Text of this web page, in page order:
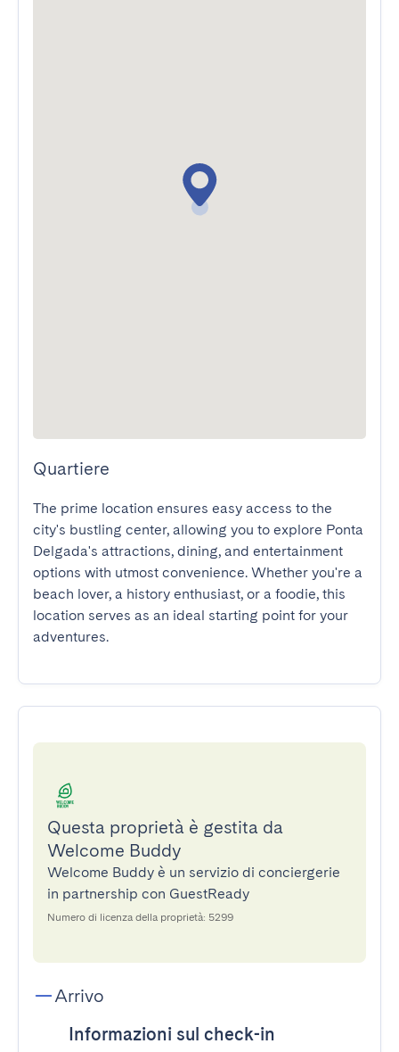
Quartiere
The prime location ensures easy access to the
city's bustling center, allowing you to explore Ponta
Delgada's attractions, dining, and entertainment
options with utmost convenience. Whether you're a
beach lover, a history enthusiast, or a foodie, this
location serves as an ideal starting point for your
adventures.
Questa proprietà è gestita da
Welcome Buddy
Welcome Buddy è un servizio di conciergerie
in partnership con GuestReady
Numero di licenza della proprietà: 5299
Arrivo
Informazioni sul check-in